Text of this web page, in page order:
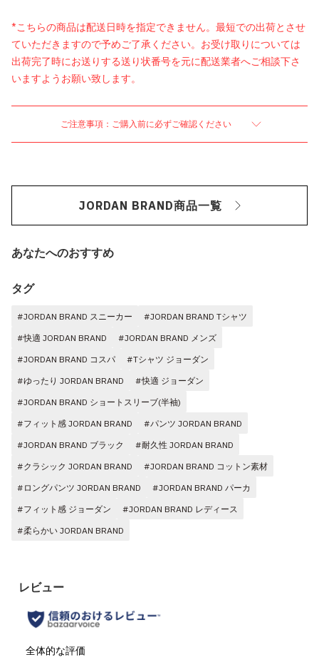
*こちらの商品は配送日時を指定できません。最短での出荷とさせ
ていただきますので予めご了承ください。お受け取りについては
出荷完了時にお送りする送り状番号を元に配送業者へご相談下さ
いますようお願い致します。
ご注意事項：ご購入前に必ずご確認ください
JORDAN BRAND商品一覧
あなたへのおすすめ
タグ
#JORDAN BRAND スニーカー
#JORDAN BRAND Tシャツ
#快適 JORDAN BRAND
#JORDAN BRAND メンズ
#JORDAN BRAND コスパ
#Tシャツ ジョーダン
#ゆったり JORDAN BRAND
#快適 ジョーダン
#JORDAN BRAND ショートスリーブ(半袖)
#フィット感 JORDAN BRAND
#パンツ JORDAN BRAND
#JORDAN BRAND ブラック
#耐久性 JORDAN BRAND
#クラシック JORDAN BRAND
#JORDAN BRAND コットン素材
#ロングパンツ JORDAN BRAND
#JORDAN BRAND パーカ
#フィット感 ジョーダン
#JORDAN BRAND レディース
#柔らかい JORDAN BRAND